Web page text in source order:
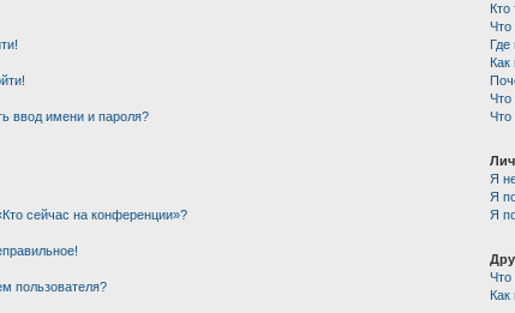
ввод имени и пароля?
сейчас на конференции»?
пользователя?
Кто
Что
Где
Как
Что
Что
Я
Я
Я
Что
Как